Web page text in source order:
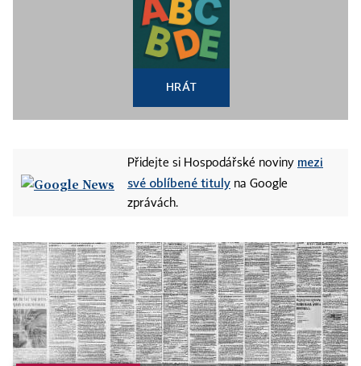
HRÁT
Přidejte si Hospodářské noviny mezi
své oblíbené tituly na Google
zprávách.